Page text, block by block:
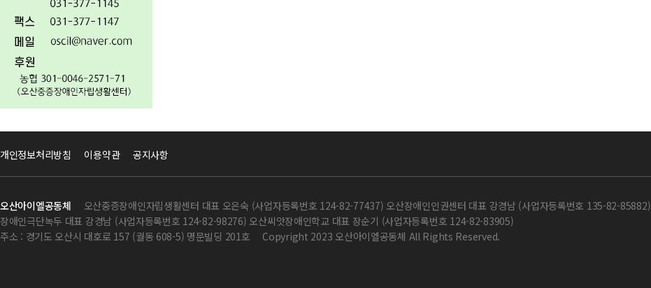
개인정보처리방침 이용약관 공지사항
오산아이엘공동체
오산중증장애인자립생활센터 대표 오은숙 (사업자등록번호 124-82-77437) 오산장애인인권센터 대표 강경남 (사업자등록번호 135-82-85882)
장애인극단녹두 대표 강경남 (사업자등록번호 124-82-98276) 오산씨앗장애인학교 대표 장순기 (사업자등록번호 124-82-83905)
주소 : 경기도 오산시 대호로 157 (궐동 608-5) 명문빌딩 201호
Copyright 2023 오산아이엘공동체 All Rights Reserved.